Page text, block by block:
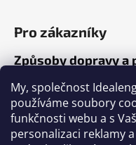
My, společnost
používáme soubory
funkčnosti webu a s
personalizaci reklamy
Pro zákazníky
Způsoby dopravy a
Jak nakupovat
Články